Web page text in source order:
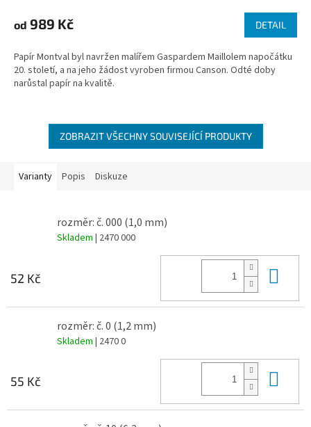
od 989 Kč DETAIL
Papír Montval byl navržen malířem Gaspardem Maillolem napočátku
20. století, a na jeho žádost vyroben firmou Canson. Odté doby
narůstal papír na kvalitě.
ZOBRAZIT VŠECHNY SOUVISEJÍCÍ PRODUKTY
Varianty Popis Diskuze
rozměr: č. 000 (1,0 mm)
Skladem | 2470 000
52 Kč
rozměr: č. 0 (1,2 mm)
Skladem | 2470 0
55 Kč